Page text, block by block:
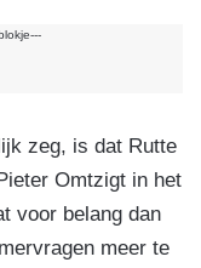
zeg, is dat Rutte
Omtzigt in het
voor belang dan
meer te